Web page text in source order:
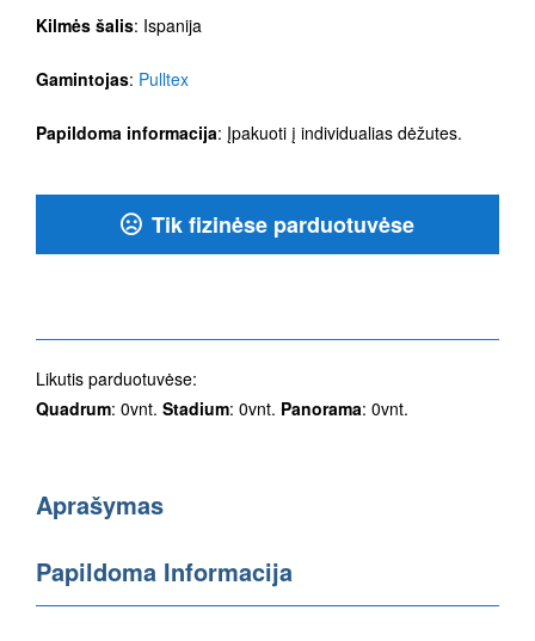
Kilmės šalis: Ispanija
Gamintojas: Pulltex
Papildoma informacija: Įpakuoti į individualias dėžutes.
Tik fizinėse parduotuvėse
Likutis parduotuvėse:
Quadrum: 0vnt. Stadium: 0vnt. Panorama: 0vnt.
Aprašymas
Papildoma Informacija